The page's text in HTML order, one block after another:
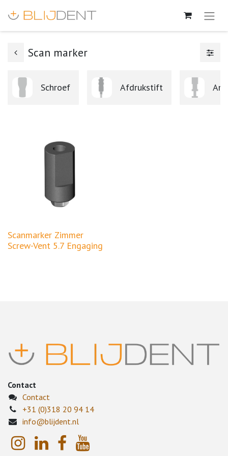
Scan marker
Schroef Afdrukstift
Scanmarker Zimmer
Screw-Vent 5.7 Engaging
Contact
Contact
+31 (0)318 20 94 14
info@blijdent.nl